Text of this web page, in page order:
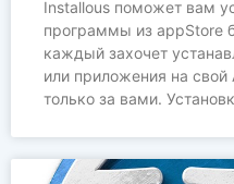
Installous поможет вам
программы из appStore
каждый захочет
или приложения на
только за вами.